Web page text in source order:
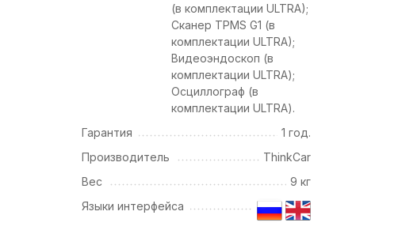
(в комплектации ULTRA);
Сканер TPMS G1 (в
комплектации ULTRA);
Видеоэндоскоп (в
комплектации ULTRA);
Осциллограф (в
комплектации ULTRA).
Гарантия
1 год.
Производитель
ThinkCar
Вес
9 кг
Языки интерфейса